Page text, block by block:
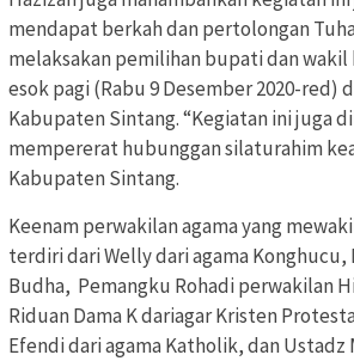
mendapat berkah dan pertolongan
melaksakan pemilihan bupati dan
esok pagi (Rabu 9 Desember 2020-red)
Kabupaten Sintang. “Kegiatan ini juga
mempererat hubunggan silaturahim
Kabupaten Sintang.
Keenam perwakilan agama yang
terdiri dari Welly dari agama Konghucu,
Budha, Pemangku Rohadi perwakilan
Riduan Dama K dariagar Kristen
Efendi dari agama Katholik, dan Ustadz